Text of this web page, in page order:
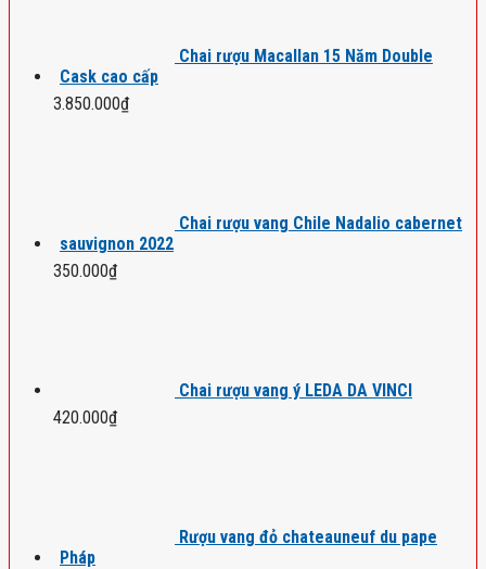
Chai rượu Macallan 15 Năm Double
Cask cao cấp
3.850.000₫
Chai rượu vang Chile Nadalio cabernet
sauvignon 2022
350.000₫
Chai rượu vang ý LEDA DA VINCI
420.000₫
Rượu vang đỏ chateauneuf du pape
Pháp